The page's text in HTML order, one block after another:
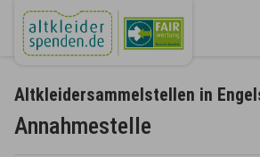
Altkleidersammelstellen in
Annahmestelle